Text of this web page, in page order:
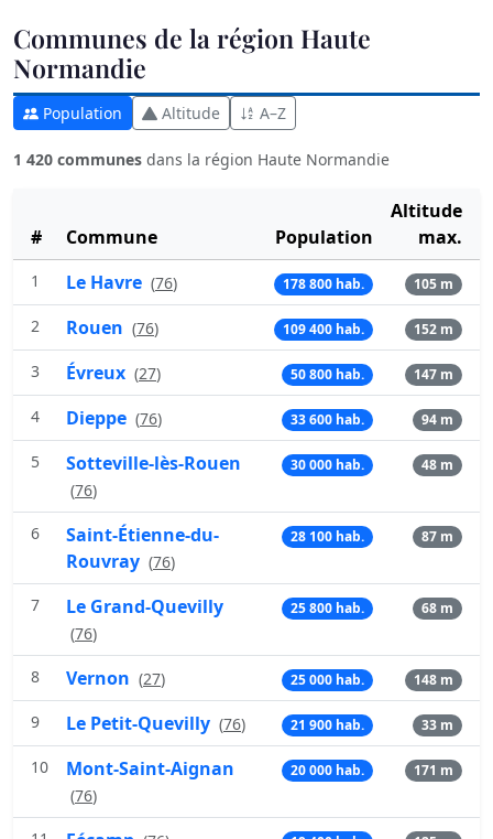
Communes de la région Haute
Normandie
Population Altitude A–Z
1 420 communes dans la région Haute Normandie
# Commune Population
Altitude
max.
1 Le Havre (76) 178 800 hab. 105 m
2 Rouen (76) 109 400 hab. 152 m
3 Évreux (27) 50 800 hab. 147 m
4 Dieppe (76) 33 600 hab. 94 m
5 Sotteville-lès-Rouen
(76)
30 000 hab. 48 m
6
Saint-Étienne-du-
Rouvray (76)
28 100 hab. 87 m
7 Le Grand-Quevilly
(76)
25 800 hab. 68 m
8 Vernon (27) 25 000 hab. 148 m
9 Le Petit-Quevilly (76) 21 900 hab. 33 m
10 Mont-Saint-Aignan
(76)
20 000 hab. 171 m